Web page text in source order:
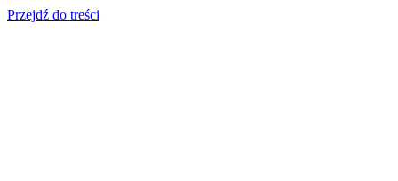
Przejdź do treści